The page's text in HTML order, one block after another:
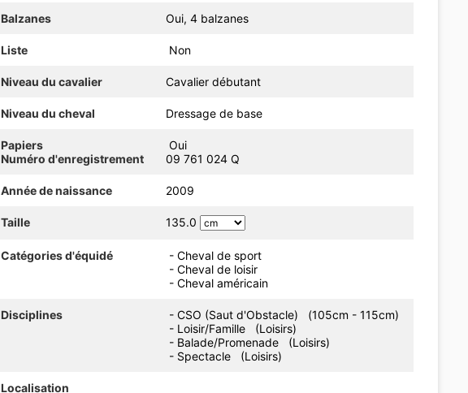
Balzanes Oui, 4 balzanes
Liste Non
Niveau du cavalier Cavalier débutant
Niveau du cheval Dressage de base
Papiers
Oui
Numéro d'enregistrement
09 761 024 Q
Année de naissance 2009
Taille 135.0
Catégories d'équidé
- Cheval de sport
- Cheval de loisir
- Cheval américain
Disciplines
- CSO (Saut d'Obstacle) (105cm - 115cm)
- Loisir/Famille (Loisirs)
- Balade/Promenade (Loisirs)
- Spectacle (Loisirs)
Localisation